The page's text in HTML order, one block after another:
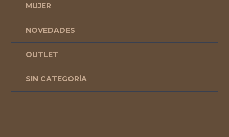
MUJER
NOVEDADES
OUTLET
SIN CATEGORÍA